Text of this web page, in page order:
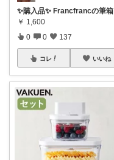
✨️購入品✨️ Francfrancの筆箱
￥ 1,600
0 0 137
コレ いいね